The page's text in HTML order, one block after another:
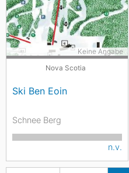
Nova Scotia
Ski Ben Eoin
Keine Angabe
Schnee Berg
n.v.